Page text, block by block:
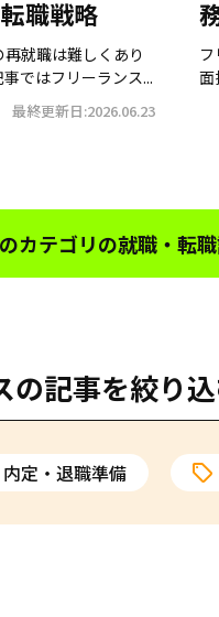
職戦略
就職は難しくあり
ではフリーランス...
最終更新日:2026.06.23
面
カテゴリの就職・転
の記事を絞り
内定・退職準備